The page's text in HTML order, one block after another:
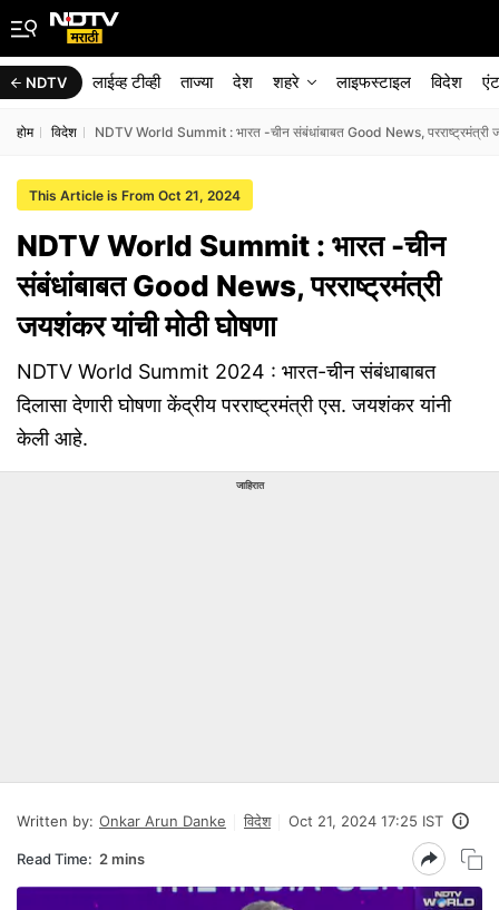
NDTV लाईव्ह टीव्ही ताज्या देश शहरे लाइफस्टाइल विदेश
होम विदेश NDTV World Summit : भारत -चीन संबंधांबाबत Good News, परराष्ट्रमंत्री
This Article is From Oct 21, 2024
NDTV World Summit : भारत -चीन
संबंधांबाबत Good News, परराष्ट्रमंत्री
जयशंकर यांची मोठी घोषणा
NDTV World Summit 2024 : भारत-चीन संबंधाबाबत
दिलासा देणारी घोषणा केंद्रीय परराष्ट्रमंत्री एस. जयशंकर यांनी
केली आहे.
जाहिरात
Written by: Onkar Arun Danke विदेश Oct 21, 2024 17:25 IST
Read Time: 2 mins